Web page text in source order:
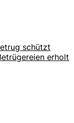
schützt
erholt